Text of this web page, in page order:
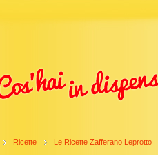
Ricette Le Ricette Zafferano Leprotto